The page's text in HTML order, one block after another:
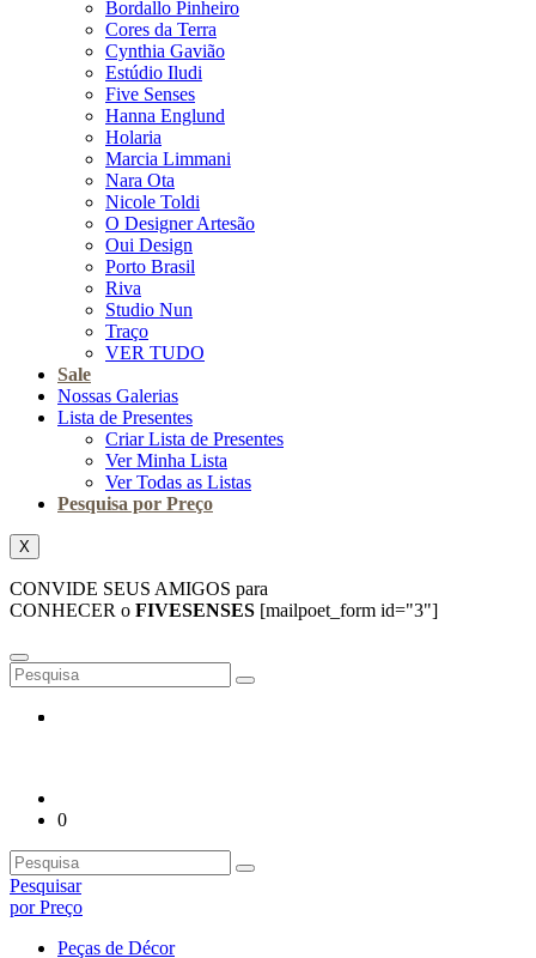
Bordallo Pinheiro
Cores da Terra
Cynthia Gavião
Estúdio Iludi
Five Senses
Hanna Englund
Holaria
Marcia Limmani
Nara Ota
Nicole Toldi
O Designer Artesão
Oui Design
Porto Brasil
Riva
Studio Nun
Traço
VER TUDO
Sale
Nossas Galerias
Lista de Presentes
Criar Lista de Presentes
Ver Minha Lista
Ver Todas as Listas
Pesquisa por Preço
X
CONVIDE SEUS AMIGOS para
CONHECER o FIVESENSES [mailpoet_form id="3"]
0
Pesquisar
por Preço
Peças de Décor